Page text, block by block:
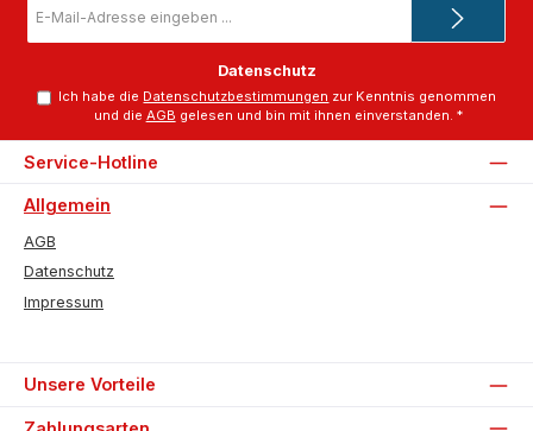
Mail-
Datenschutz
Ich habe die Datenschutzbestimmungen zur Kenntnis genommen
und die AGB gelesen und bin mit ihnen einverstanden. *
Service-Hotline
Allgemein
AGB
Datenschutz
Impressum
Unsere Vorteile